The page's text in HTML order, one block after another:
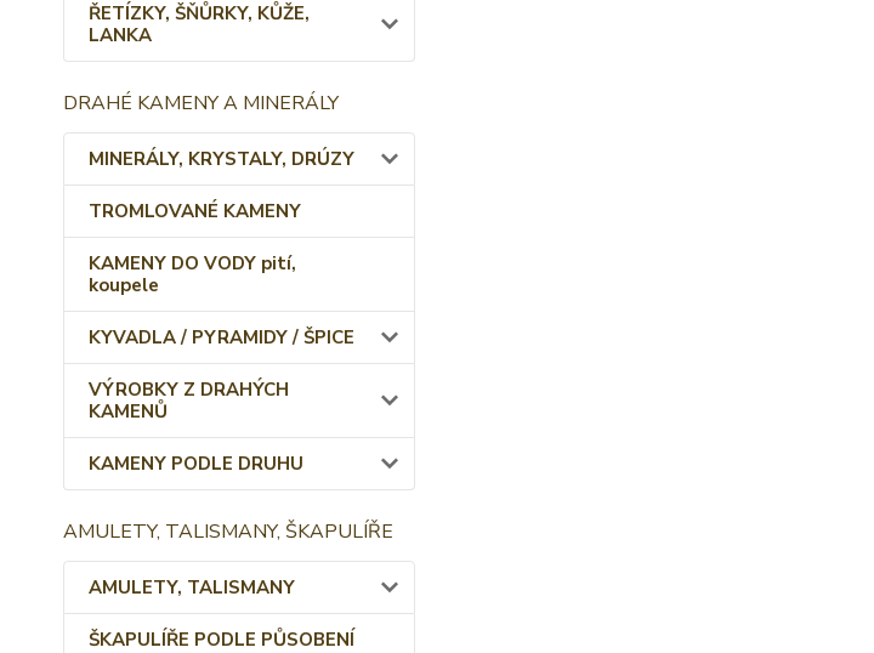
ŘETÍZKY, ŠŇŮRKY, KŮŽE,
LANKA
DRAHÉ KAMENY A MINERÁLY
MINERÁLY, KRYSTALY, DRÚZY
TROMLOVANÉ KAMENY
KAMENY DO VODY pití,
koupele
KYVADLA / PYRAMIDY / ŠPICE
VÝROBKY Z DRAHÝCH
KAMENŮ
KAMENY PODLE DRUHU
AMULETY, TALISMANY, ŠKAPULÍŘE
AMULETY, TALISMANY
ŠKAPULÍŘE PODLE PŮSOBENÍ